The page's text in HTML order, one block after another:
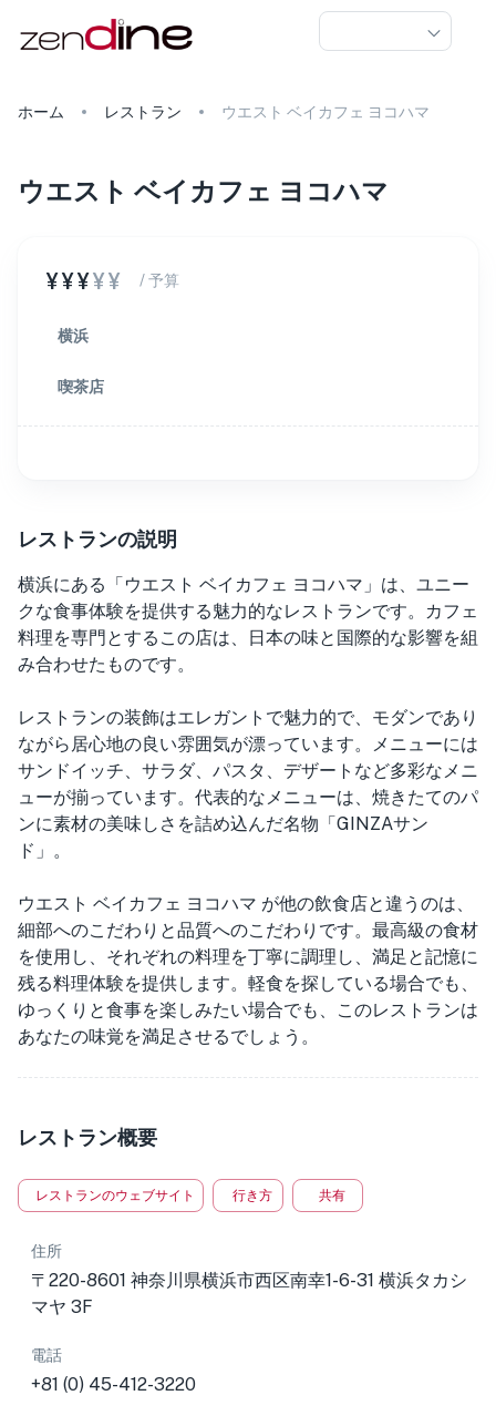
ホーム レストラン ウエスト ベイカフェ ヨコハマ
ウエスト ベイカフェ ヨコハマ
¥¥¥¥¥ / 予算
横浜
喫茶店
レストランの説明
横浜にある「ウエスト ベイカフェ ヨコハマ」は、ユニー
クな食事体験を提供する魅力的なレストランです。カフェ
料理を専門とするこの店は、日本の味と国際的な影響を組
み合わせたものです。
レストランの装飾はエレガントで魅力的で、モダンであり
ながら居心地の良い雰囲気が漂っています。メニューには
サンドイッチ、サラダ、パスタ、デザートなど多彩なメニ
ューが揃っています。代表的なメニューは、焼きたてのパ
ンに素材の美味しさを詰め込んだ名物「GINZAサン
ド」。
ウエスト ベイカフェ ヨコハマ が他の飲食店と違うのは、
細部へのこだわりと品質へのこだわりです。最高級の食材
を使用し、それぞれの料理を丁寧に調理し、満足と記憶に
残る料理体験を提供します。軽食を探している場合でも、
ゆっくりと食事を楽しみたい場合でも、このレストランは
あなたの味覚を満足させるでしょう。
レストラン概要
レストランのウェブサイト 行き方 共有
住所
〒220-8601 神奈川県横浜市西区南幸1-6-31 横浜タカシ
マヤ 3F
電話
+81 (0) 45-412-3220